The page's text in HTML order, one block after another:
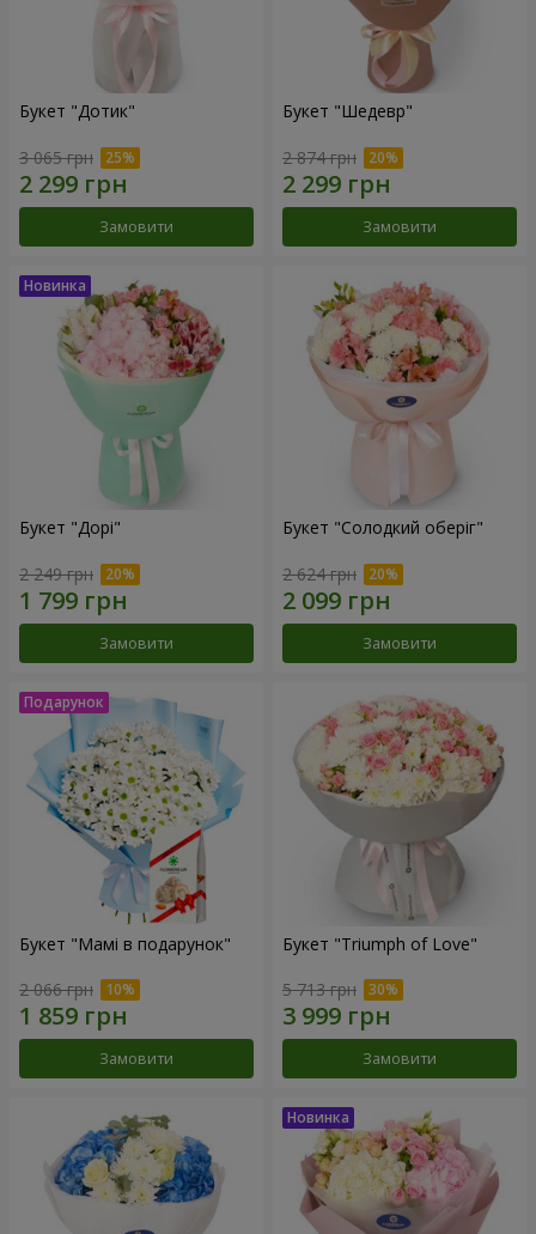
Букет "Дотик"
3 065 грн
Замовити
Букет "Шедевр"
2 874 грн
Замовити
Букет "Дорі"
2 249 грн
Замовити
Букет "Солодкий оберіг"
2 624 грн
Замовити
Букет "Мамі в подарунок"
2 066 грн
Замовити
Букет "Triumph of Love"
5 713 грн
Замовити